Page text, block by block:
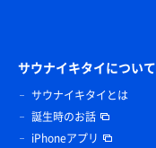
サウナイキタイについて
サウナイキタイとは
誕生時のお話
iPhoneアプリ